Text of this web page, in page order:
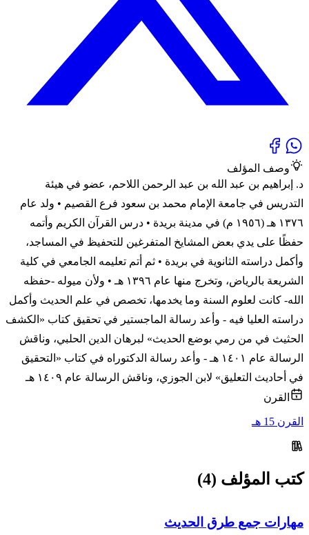
وصف المؤلف
د. إبراهيم بن عبد الله بن عبد الرحمن اللاحم، عضو في هيئة
التدريس في جامعة الإمام محمد بن سعود فرع القصيم • ولد عام
١٣٧٦ هـ (١٩٥٦ م) في مدينة بريدة • درس القرآن الكريم وأتمه
حفظًا على يدي بعض المشايخ المتفرغين للتحفيظ في المساجد،
وأكمل دراسته الثانوية في بريدة • ثم أتم تعليمه الجامعي في كلية
الشريعة بالرياض، وتخرج منها عام ١٣٩٦ هـ • ولأن ميوله -حفظه
الله- كانت لعلوم السنة وما يخدمها، تخصص في علم الحديث وأكمل
دراسته العليا فيه - وأعد رسالة الماجستير في تحقيق كتاب «الكشف
الحثيث في من رمي بوضع الحديث» لبرهان الدين الحلبي، وناقش
الرسالة عام ١٤٠١ هـ - وأعد رسالة الدكتوراه في كتاب «التحقيق
في أحاديث التعليق» لابن الجوزي، وناقش الرسالة عام ١٤٠٩ هـ
القرن
القرن 15 هـ
كتب المؤلف (4)
مهارات جمع طرق الحديث